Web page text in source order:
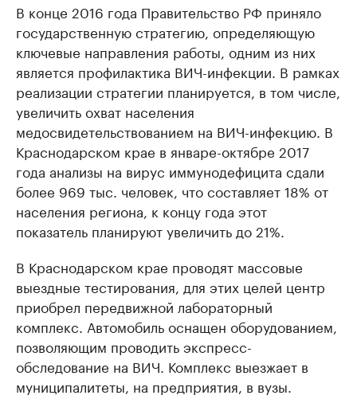
В конце 2016 года Правительство РФ приняло
государственную стратегию, определяющую
ключевые направления работы, одним из них
является профилактика ВИЧ-инфекции. В рамках
реализации стратегии планируется, в том числе,
увеличить охват населения
медосвидетельствованием на ВИЧ-инфекцию. В
Краснодарском крае в январе-октябре 2017
года анализы на вирус иммунодефицита сдали
более 969 тыс. человек, что составляет 18% от
населения региона, к концу года этот
показатель планируют увеличить до 21%.
В Краснодарском крае проводят массовые
выездные тестирования, для этих целей центр
приобрел передвижной лабораторный
комплекс. Автомобиль оснащен оборудованием,
позволяющим проводить экспресс-
обследование на ВИЧ. Комплекс выезжает в
муниципалитеты, на предприятия, в вузы.